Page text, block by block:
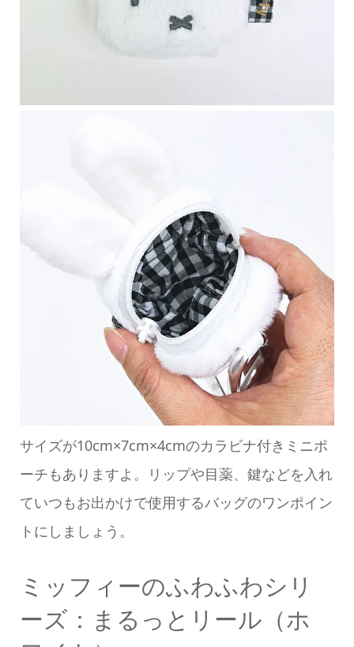
サイズが10cm×7cm×4cmのカラビナ付きミニポ
ーチもありますよ。リップや目薬、鍵などを入れ
ていつもお出かけで使用するバッグのワンポイン
トにしましょう。
ミッフィーのふわふわシリ
ーズ：まるっとリール（ホ